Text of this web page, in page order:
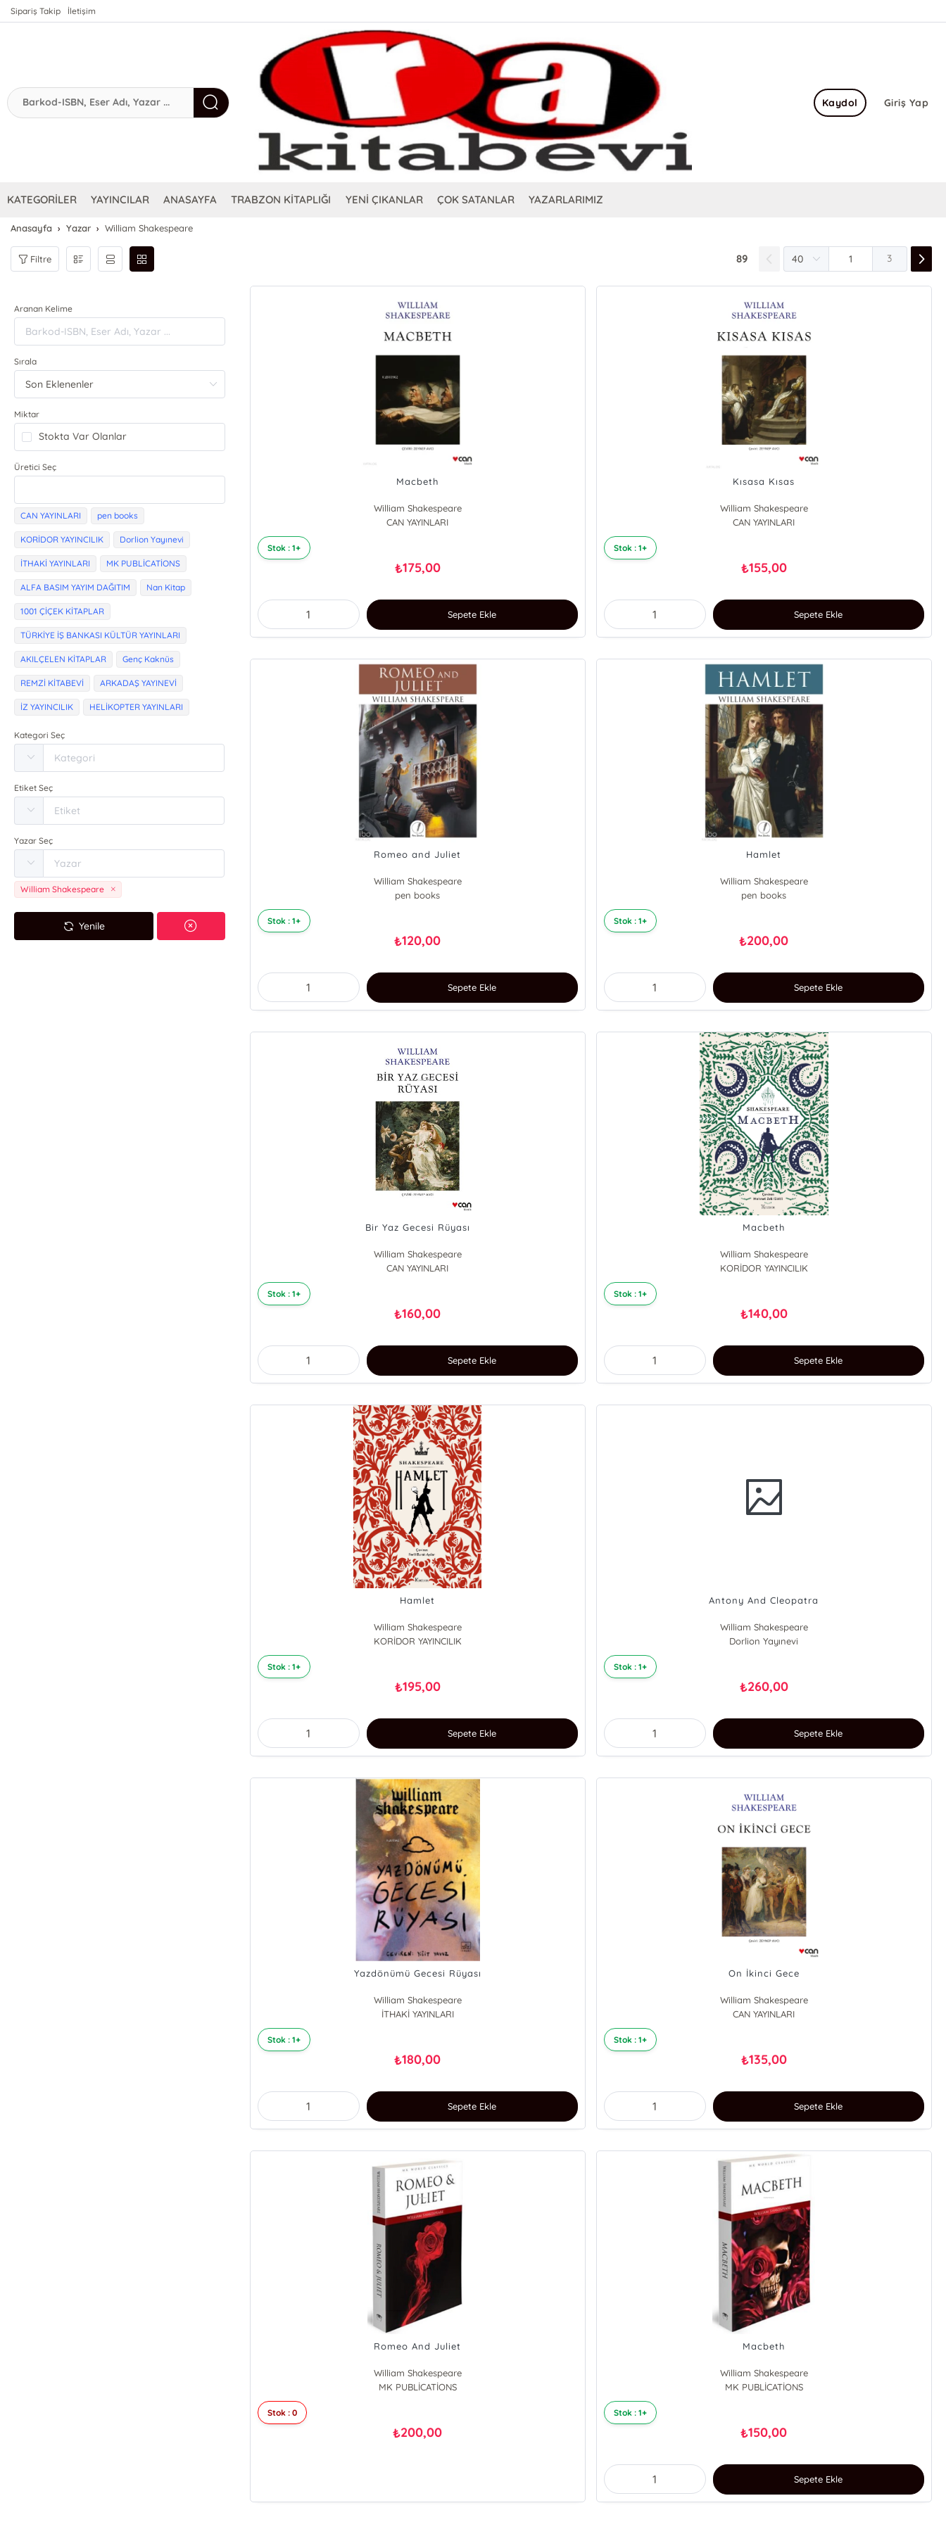
Sipariş Takip İletişim
Giriş Yap
Kaydol
KATEGORİLER YAYINCILAR ANASAYFA TRABZON KİTAPLIĞI YENİ ÇIKANLAR ÇOK SATANLAR YAZARLARIMIZ
Anasayfa Yazar William Shakespeare
Filtre 89 3
Aranan Kelime
Sırala
Miktar
Stokta Var Olanlar
Üretici Seç
CAN YAYINLARI pen books
KORİDOR YAYINCILIK Dorlion Yayınevi
İTHAKİ YAYINLARI MK PUBLİCATİONS
ALFA BASIM YAYIM DAĞITIM Nan Kitap
1001 ÇİÇEK KİTAPLAR
TÜRKİYE İŞ BANKASI KÜLTÜR YAYINLARI
AKILÇELEN KİTAPLAR Genç Kaknüs
REMZİ KİTABEVİ ARKADAŞ YAYINEVİ
İZ YAYINCILIK HELİKOPTER YAYINLARI
Kategori Seç
Etiket Seç
Yazar Seç
William Shakespeare
Yenile
Macbeth
William Shakespeare
CAN YAYINLARI
Stok : 1+
₺175,00
Sepete Ekle
Kısasa Kısas
William Shakespeare
CAN YAYINLARI
Stok : 1+
₺155,00
Sepete Ekle
Romeo and Juliet
William Shakespeare
pen books
Stok : 1+
₺120,00
Sepete Ekle
Hamlet
William Shakespeare
pen books
Stok : 1+
₺200,00
Sepete Ekle
Bir Yaz Gecesi Rüyası
William Shakespeare
CAN YAYINLARI
Stok : 1+
₺160,00
Sepete Ekle
Macbeth
William Shakespeare
KORİDOR YAYINCILIK
Stok : 1+
₺140,00
Sepete Ekle
Hamlet
William Shakespeare
KORİDOR YAYINCILIK
Stok : 1+
₺195,00
Sepete Ekle
Antony And Cleopatra
William Shakespeare
Dorlion Yayınevi
Stok : 1+
₺260,00
Sepete Ekle
Yazdönümü Gecesi Rüyası
William Shakespeare
İTHAKİ YAYINLARI
Stok : 1+
₺180,00
Sepete Ekle
On İkinci Gece
William Shakespeare
CAN YAYINLARI
Stok : 1+
₺135,00
Sepete Ekle
Romeo And Juliet
William Shakespeare
MK PUBLİCATİONS
Stok : 0
₺200,00
Macbeth
William Shakespeare
MK PUBLİCATİONS
Stok : 1+
₺150,00
Sepete Ekle